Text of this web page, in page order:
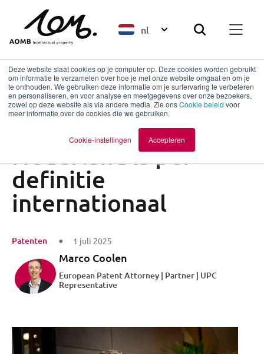
Deze website slaat cookies op je computer op. Deze cookies worden gebruikt
om informatie te verzamelen over hoe je met onze website omgaat en om je
te onthouden. We gebruiken deze informatie om je surfervaring te verbeteren
en personaliseren, en voor analyse en meetgegevens over onze bezoekers,
zowel op deze website als via andere media. Zie onsCookie beleid voor
meer informatie over de cookies die we gebruiken.
Cookie-instellingen Accepteren
nl
Terug naar overzicht
Ondernemen in
Nederland is per
definitie
internationaal
Patenten 1 juli 2025
Marco Coolen
European Patent Attorney | Partner | UPC
Representative